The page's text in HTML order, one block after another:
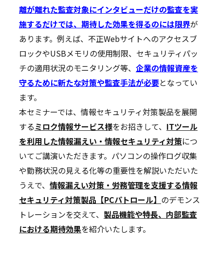
離が離れた監査対象にインタビューだけの監査を実
施するだけでは、期待した効果を得るのには限界が
あります。例えば、不正Webサイトへのアクセスブ
ロックやUSBメモリの使用制限、セキュリティパッ
チの適用状況のモニタリング等、 企業の情報資産を
守るために新たな対策や監査手法が必要となってい
ます。
本セミナーでは、情報セキュリティ対策製品を展開
するミロク情報サービス様をお招きして、 ITツール
を利用した情報漏えい・情報セキュリティ対策につ
いてご講演いただきます。パソコンの操作ログ収集
や勤務状況の見える化等の重要性を解説いただいた
うえで、 情報漏えい対策・労務管理を支援する情報
セキュリティ対策製品【PCパトロール】 のデモンス
トレーションを交えて、 製品機能や特長、内部監査
における期待効果を紹介いたします。